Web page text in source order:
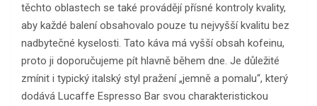
těchto oblastech se také provádějí přísné kontroly kvality,
aby každé balení obsahovalo pouze tu nejvyšší kvalitu bez
nadbytečné kyselosti. Tato káva má vyšší obsah kofeinu,
proto ji doporučujeme pít hlavně během dne. Je důležité
zmínit i typický italský styl pražení „jemně a pomalu“, který
dodává Lucaffe Espresso Bar svou charakteristickou